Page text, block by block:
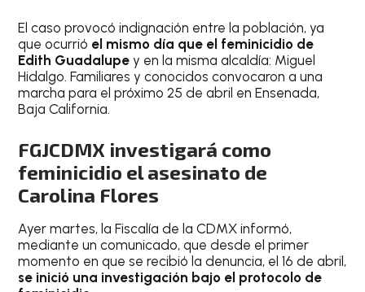
El caso provocó indignación entre la población, ya
que ocurrió el mismo día que el feminicidio de
Edith Guadalupey en la misma alcaldía: Miguel
Hidalgo. Familiares y conocidos convocaron a una
marcha para el próximo 25 de abril en Ensenada,
Baja California.
FGJCDMX investigará como
feminicidio el asesinato de
Carolina Flores
Ayer martes, la Fiscalía de la CDMX informó,
mediante un comunicado, que desde el primer
momento en que se recibió la denuncia, el 16 de abril,
se inició una investigación bajo el protocolo de